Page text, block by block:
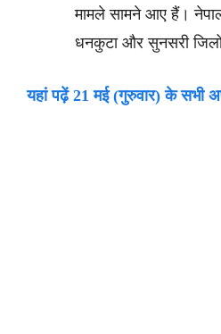
मामले सामने आए हैं।
धनकुटा और सुनसरी
यहां पढ़ें 21 मई (गुरुवार) के सभी